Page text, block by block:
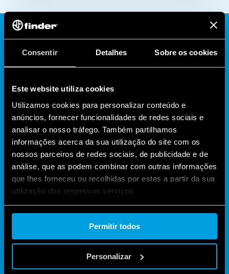
Consentir Detalhes Sobre os cookies
Este website utiliza cookies
Utilizamos cookies para personalizar conteúdo e
anúncios, fornecer funcionalidades de redes sociais e
analisar o nosso tráfego. Também partilhamos
informações acerca da sua utilização do site com os
nossos parceiros de redes sociais, de publicidade e de
análise, que as podem combinar com outras informações
que lhes forneceu ou recolhidas por estes a partir da sua
utilização dos respetivos serviços.
Cookie policy.
Permitir todos
Personalizar
MASTER & SLAVE, PODER E
ALTO NÚMERO DE CARGAS
O sistema de dimerização "MASTER & SLAVE" foi criado
para fornecer uma ferramenta altamente flexível e ao
mesmo tempo poderosa para todas as aplicações em que
um grande número de cargas deve ser gerenciado.